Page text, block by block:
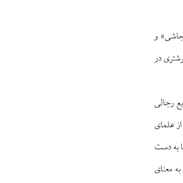
و
در
رجالی
علمای
به دست
معنای